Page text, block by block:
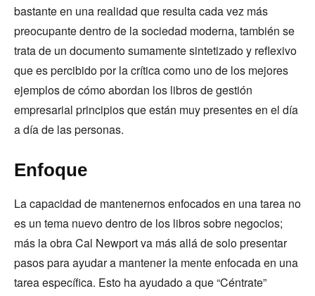
bastante en una realidad que resulta cada vez más
preocupante dentro de la sociedad moderna, también se
trata de un documento sumamente sintetizado y reflexivo
que es percibido por la crítica como uno de los mejores
ejemplos de cómo abordan los libros de gestión
empresarial principios que están muy presentes en el día
a día de las personas.
Enfoque
La capacidad de mantenernos enfocados en una tarea no
es un tema nuevo dentro de los libros sobre negocios;
más la obra Cal Newport va más allá de solo presentar
pasos para ayudar a mantener la mente enfocada en una
tarea específica. Esto ha ayudado a que “Céntrate”